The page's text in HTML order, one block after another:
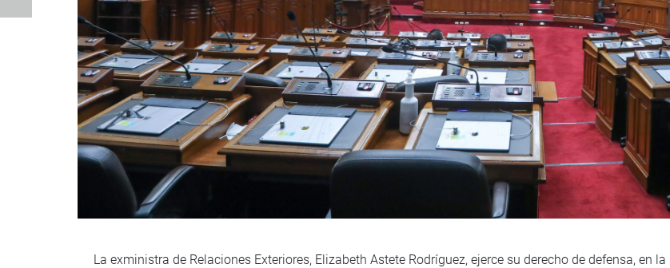
La exministra de Relaciones Exteriores, Elizabeth Astete Rodríguez, ejerce su derecho de defensa, en